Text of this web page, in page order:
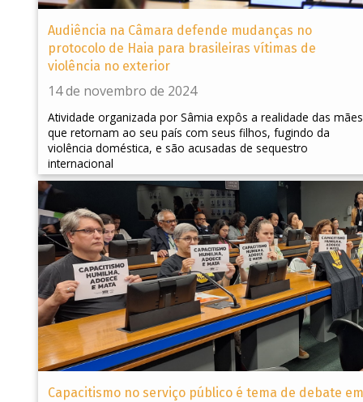
Audiência na Câmara defende mudanças no
protocolo de Haia para brasileiras vítimas de
violência no exterior
14 de novembro de 2024
Atividade organizada por Sâmia expôs a realidade das mães
que retornam ao seu país com seus filhos, fugindo da
violência doméstica, e são acusadas de sequestro
internacional
Capacitismo no serviço público é tema de debate em